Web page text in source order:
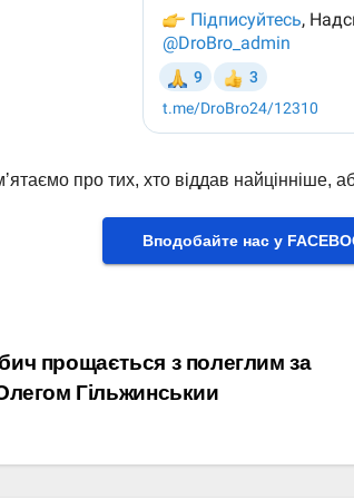
про тих, хто віддав найцінніше,
Вподобайте нас у
прощається з полеглим за
Гільжинськии